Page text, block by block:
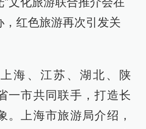
，红色旅游再次引发关
海、江苏、湖北、陕
一市共同联手，打造长
。上海市旅游局介绍，